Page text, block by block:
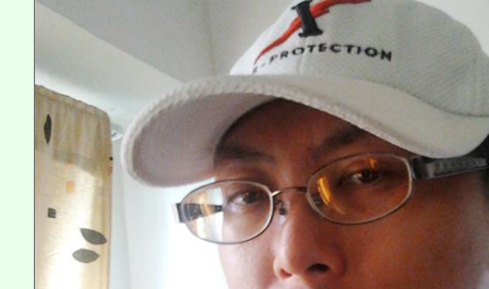
心理、諮商輔導、社會
系所師生報名參加。